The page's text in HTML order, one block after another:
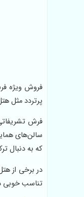
فروش ویژه
پرتردد مثل
فرش
سالن‌های
که به دنبال
در برخی از
تناسب خوبی